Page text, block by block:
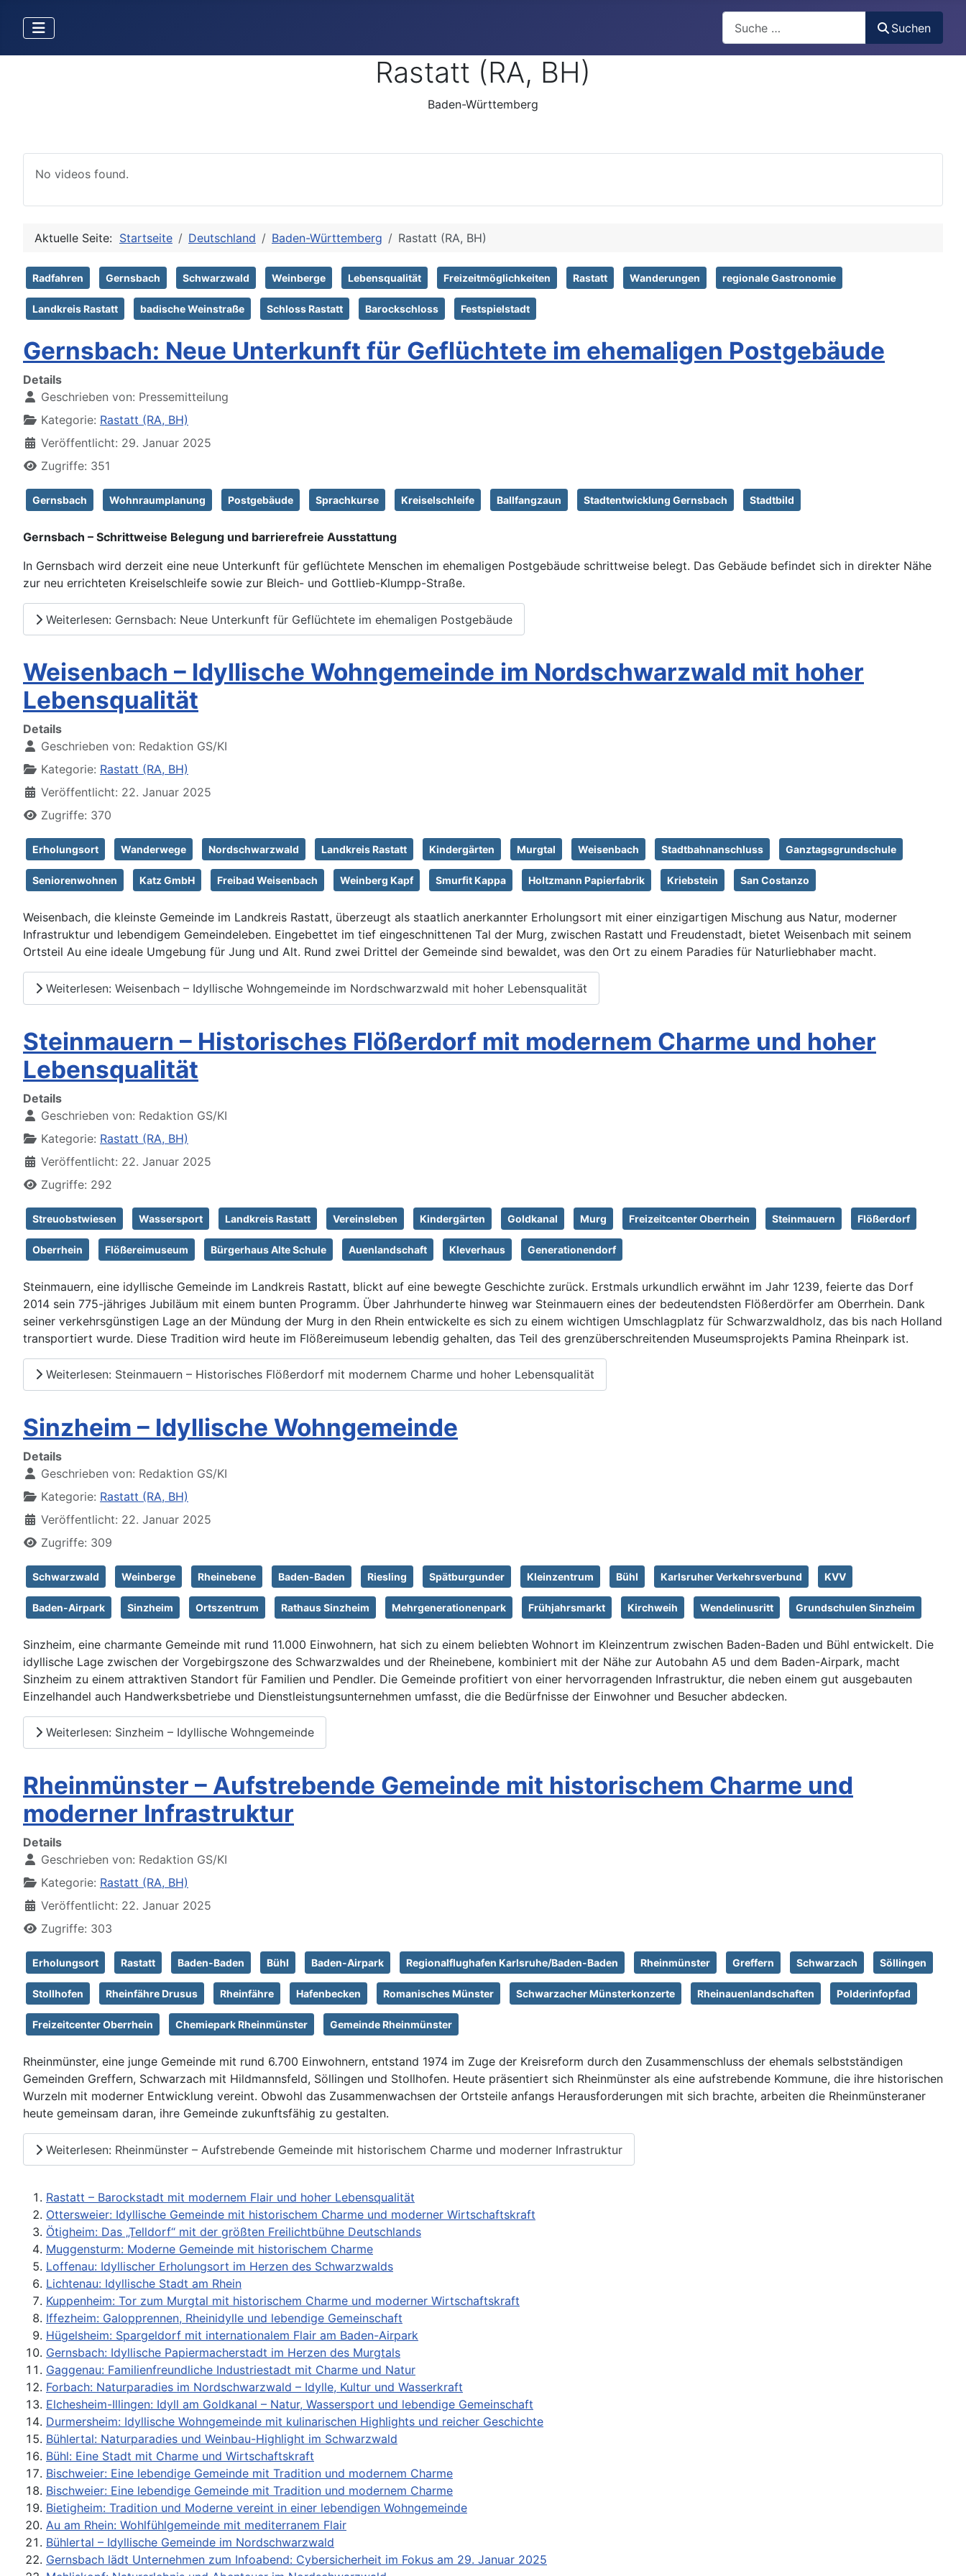
Suchen
Rastatt (RA, BH)
Baden-Württemberg
No videos found.
Aktuelle Seite: Startseite Deutschland Baden-Württemberg Rastatt (RA, BH)
Radfahren Gernsbach Schwarzwald Weinberge Lebensqualität Freizeitmöglichkeiten Rastatt Wanderungen regionale Gastronomie
Landkreis Rastatt badische Weinstraße Schloss Rastatt Barockschloss Festspielstadt
Gernsbach: Neue Unterkunft für Geflüchtete im ehemaligen Postgebäude
Details
Geschrieben von: Pressemitteilung
Kategorie: Rastatt (RA, BH)
Veröffentlicht: 29. Januar 2025
Zugriffe: 351
Gernsbach Wohnraumplanung Postgebäude Sprachkurse Kreiselschleife Ballfangzaun Stadtentwicklung Gernsbach Stadtbild
Gernsbach – Schrittweise Belegung und barrierefreie Ausstattung
In Gernsbach wird derzeit eine neue Unterkunft für geflüchtete Menschen im ehemaligen Postgebäude schrittweise belegt. Das Gebäude befindet sich in direkter Nähe
zur neu errichteten Kreiselschleife sowie zur Bleich- und Gottlieb-Klumpp-Straße.
Weiterlesen: Gernsbach: Neue Unterkunft für Geflüchtete im ehemaligen Postgebäude
Weisenbach – Idyllische Wohngemeinde im Nordschwarzwald mit hoher
Lebensqualität
Details
Geschrieben von: Redaktion GS/KI
Kategorie: Rastatt (RA, BH)
Veröffentlicht: 22. Januar 2025
Zugriffe: 370
Erholungsort Wanderwege Nordschwarzwald Landkreis Rastatt Kindergärten Murgtal Weisenbach Stadtbahnanschluss Ganztagsgrundschule
Seniorenwohnen Katz GmbH Freibad Weisenbach Weinberg Kapf Smurfit Kappa Holtzmann Papierfabrik Kriebstein San Costanzo
Weisenbach, die kleinste Gemeinde im Landkreis Rastatt, überzeugt als staatlich anerkannter Erholungsort mit einer einzigartigen Mischung aus Natur, moderner
Infrastruktur und lebendigem Gemeindeleben. Eingebettet im tief eingeschnittenen Tal der Murg, zwischen Rastatt und Freudenstadt, bietet Weisenbach mit seinem
Ortsteil Au eine ideale Umgebung für Jung und Alt. Rund zwei Drittel der Gemeinde sind bewaldet, was den Ort zu einem Paradies für Naturliebhaber macht.
Weiterlesen: Weisenbach – Idyllische Wohngemeinde im Nordschwarzwald mit hoher Lebensqualität
Steinmauern – Historisches Flößerdorf mit modernem Charme und hoher
Lebensqualität
Details
Geschrieben von: Redaktion GS/KI
Kategorie: Rastatt (RA, BH)
Veröffentlicht: 22. Januar 2025
Zugriffe: 292
Streuobstwiesen Wassersport Landkreis Rastatt Vereinsleben Kindergärten Goldkanal Murg Freizeitcenter Oberrhein Steinmauern Flößerdorf
Oberrhein Flößereimuseum Bürgerhaus Alte Schule Auenlandschaft Kleverhaus Generationendorf
Steinmauern, eine idyllische Gemeinde im Landkreis Rastatt, blickt auf eine bewegte Geschichte zurück. Erstmals urkundlich erwähnt im Jahr 1239, feierte das Dorf
2014 sein 775-jähriges Jubiläum mit einem bunten Programm. Über Jahrhunderte hinweg war Steinmauern eines der bedeutendsten Flößerdörfer am Oberrhein. Dank
seiner verkehrsgünstigen Lage an der Mündung der Murg in den Rhein entwickelte es sich zu einem wichtigen Umschlagplatz für Schwarzwaldholz, das bis nach Holland
transportiert wurde. Diese Tradition wird heute im Flößereimuseum lebendig gehalten, das Teil des grenzüberschreitenden Museumsprojekts Pamina Rheinpark ist.
Weiterlesen: Steinmauern – Historisches Flößerdorf mit modernem Charme und hoher Lebensqualität
Sinzheim – Idyllische Wohngemeinde
Details
Geschrieben von: Redaktion GS/KI
Kategorie: Rastatt (RA, BH)
Veröffentlicht: 22. Januar 2025
Zugriffe: 309
Schwarzwald Weinberge Rheinebene Baden-Baden Riesling Spätburgunder Kleinzentrum Bühl Karlsruher Verkehrsverbund KVV
Baden-Airpark Sinzheim Ortszentrum Rathaus Sinzheim Mehrgenerationenpark Frühjahrsmarkt Kirchweih Wendelinusritt Grundschulen Sinzheim
Sinzheim, eine charmante Gemeinde mit rund 11.000 Einwohnern, hat sich zu einem beliebten Wohnort im Kleinzentrum zwischen Baden-Baden und Bühl entwickelt. Die
idyllische Lage zwischen der Vorgebirgszone des Schwarzwaldes und der Rheinebene, kombiniert mit der Nähe zur Autobahn A5 und dem Baden-Airpark, macht
Sinzheim zu einem attraktiven Standort für Familien und Pendler. Die Gemeinde profitiert von einer hervorragenden Infrastruktur, die neben einem gut ausgebauten
Einzelhandel auch Handwerksbetriebe und Dienstleistungsunternehmen umfasst, die die Bedürfnisse der Einwohner und Besucher abdecken.
Weiterlesen: Sinzheim – Idyllische Wohngemeinde
Rheinmünster – Aufstrebende Gemeinde mit historischem Charme und
moderner Infrastruktur
Details
Geschrieben von: Redaktion GS/KI
Kategorie: Rastatt (RA, BH)
Veröffentlicht: 22. Januar 2025
Zugriffe: 303
Erholungsort Rastatt Baden-Baden Bühl Baden-Airpark Regionalflughafen Karlsruhe/Baden-Baden Rheinmünster Greffern Schwarzach Söllingen
Stollhofen Rheinfähre Drusus Rheinfähre Hafenbecken Romanisches Münster Schwarzacher Münsterkonzerte Rheinauenlandschaften Polderinfopfad
Freizeitcenter Oberrhein Chemiepark Rheinmünster Gemeinde Rheinmünster
Rheinmünster, eine junge Gemeinde mit rund 6.700 Einwohnern, entstand 1974 im Zuge der Kreisreform durch den Zusammenschluss der ehemals selbstständigen
Gemeinden Greffern, Schwarzach mit Hildmannsfeld, Söllingen und Stollhofen. Heute präsentiert sich Rheinmünster als eine aufstrebende Kommune, die ihre historischen
Wurzeln mit moderner Entwicklung vereint. Obwohl das Zusammenwachsen der Ortsteile anfangs Herausforderungen mit sich brachte, arbeiten die Rheinmünsteraner
heute gemeinsam daran, ihre Gemeinde zukunftsfähig zu gestalten.
Weiterlesen: Rheinmünster – Aufstrebende Gemeinde mit historischem Charme und moderner Infrastruktur
Rastatt – Barockstadt mit modernem Flair und hoher Lebensqualität
Ottersweier: Idyllische Gemeinde mit historischem Charme und moderner Wirtschaftskraft
Ötigheim: Das „Telldorf“ mit der größten Freilichtbühne Deutschlands
Muggensturm: Moderne Gemeinde mit historischem Charme
Loffenau: Idyllischer Erholungsort im Herzen des Schwarzwalds
Lichtenau: Idyllische Stadt am Rhein
Kuppenheim: Tor zum Murgtal mit historischem Charme und moderner Wirtschaftskraft
Iffezheim: Galopprennen, Rheinidylle und lebendige Gemeinschaft
Hügelsheim: Spargeldorf mit internationalem Flair am Baden-Airpark
Gernsbach: Idyllische Papiermacherstadt im Herzen des Murgtals
Gaggenau: Familienfreundliche Industriestadt mit Charme und Natur
Forbach: Naturparadies im Nordschwarzwald – Idylle, Kultur und Wasserkraft
Elchesheim-Illingen: Idyll am Goldkanal – Natur, Wassersport und lebendige Gemeinschaft
Durmersheim: Idyllische Wohngemeinde mit kulinarischen Highlights und reicher Geschichte
Bühlertal: Naturparadies und Weinbau-Highlight im Schwarzwald
Bühl: Eine Stadt mit Charme und Wirtschaftskraft
Bischweier: Eine lebendige Gemeinde mit Tradition und modernem Charme
Bischweier: Eine lebendige Gemeinde mit Tradition und modernem Charme
Bietigheim: Tradition und Moderne vereint in einer lebendigen Wohngemeinde
Au am Rhein: Wohlfühlgemeinde mit mediterranem Flair
Bühlertal – Idyllische Gemeinde im Nordschwarzwald
Gernsbach lädt Unternehmen zum Infoabend: Cybersicherheit im Fokus am 29. Januar 2025